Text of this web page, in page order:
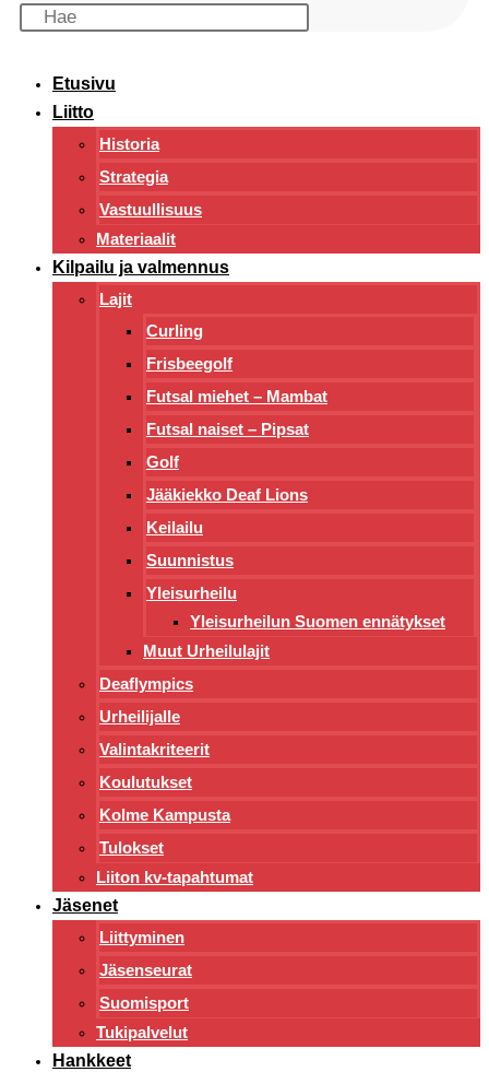
Etusivu
Liitto
Historia
Strategia
Vastuullisuus
Materiaalit
Kilpailu ja valmennus
Lajit
Curling
Frisbeegolf
Futsal miehet – Mambat
Futsal naiset – Pipsat
Golf
Jääkiekko Deaf Lions
Keilailu
Suunnistus
Yleisurheilu
Yleisurheilun Suomen ennätykset
Muut Urheilulajit
Deaflympics
Urheilijalle
Valintakriteerit
Koulutukset
Kolme Kampusta
Tulokset
Liiton kv-tapahtumat
Jäsenet
Liittyminen
Jäsenseurat
Suomisport
Tukipalvelut
Hankkeet